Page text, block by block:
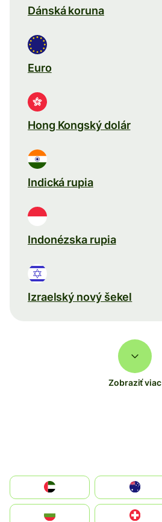
Dánská koruna
Euro
Hong Kongský dolár
Indická rupia
Indonézska rupia
Izraelský nový šekel
Zobraziť viac
الإمارات العربية المتحدة
Switzerland